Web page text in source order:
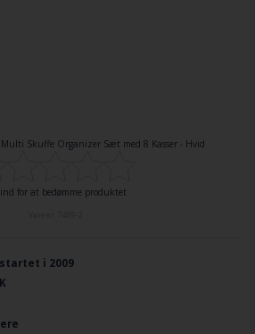
Skuffe Organizer Sæt med 8 Kasser - Hvid
ind for at bedømme produktet
i 2009